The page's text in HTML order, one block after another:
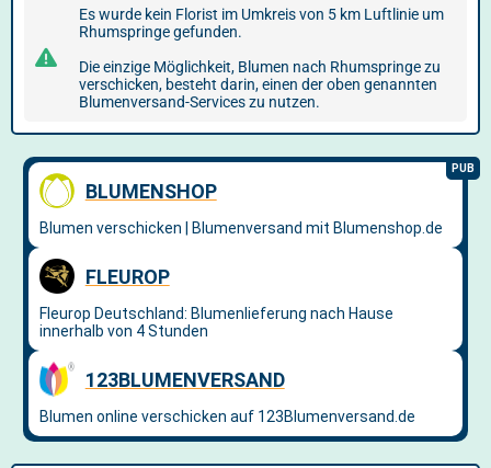
Es wurde kein Florist im Umkreis von 5 km Luftlinie um
Rhumspringe gefunden.
Die einzige Möglichkeit, Blumen nach Rhumspringe zu
verschicken, besteht darin, einen der oben genannten
Blumenversand-Services zu nutzen.